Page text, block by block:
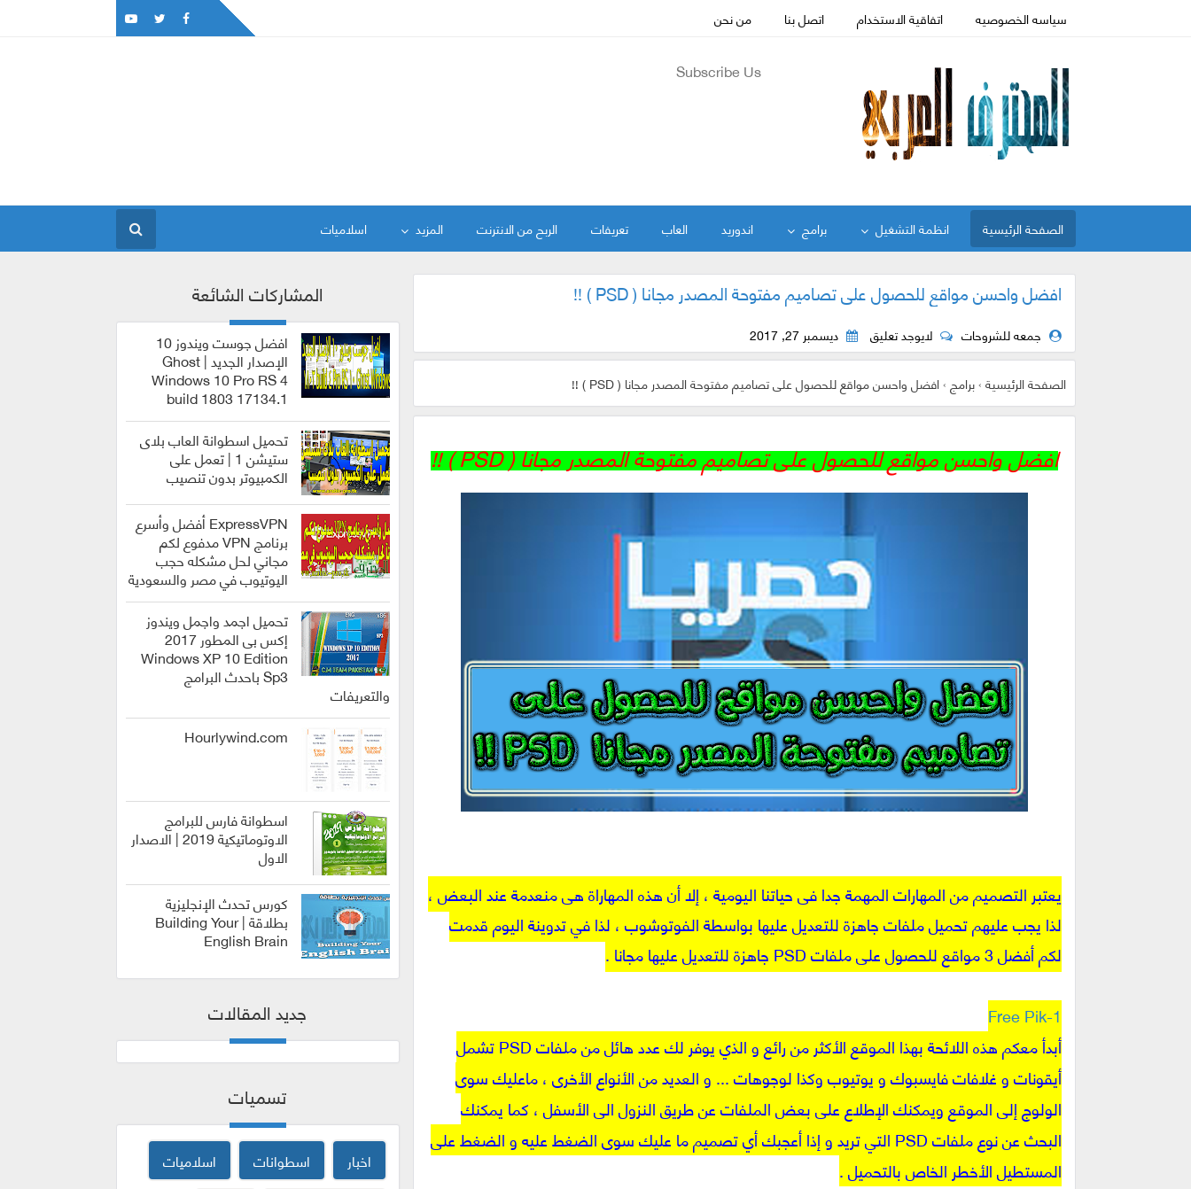
سياسه الخصوصيه اتفاقية الاستخدام اتصل بنا من نحن
Subscribe Us
الصفحة الرئيسية انظمة التشغيل برامج اندوريد العاب تعريفات الربح من الانترنت المزيد اسلاميات
افضل واحسن مواقع للحصول على تصاميم مفتوحة المصدر مجانا ( PSD ) !!
جمعه للشروحات لايوجد تعليق ديسمبر 27, 2017
الصفحة الرئيسية›برامج›افضل واحسن مواقع للحصول على تصاميم مفتوحة المصدر مجانا ( PSD ) !!
افضل واحسن مواقع للحصول على تصاميم مفتوحة المصدر مجانا ( PSD ) !!
يعتبر التصميم من المهارات المهمة جدا في حياتنا اليومية ، إلا أن هذه المهاراة هي منعدمة عند البعض ،
لذا يجب عليهم تحميل ملفات جاهزة للتعديل عليها بواسطة الفوتوشوب ، لذا في تدوينة اليوم قدمت
لكم أفضل 3 مواقع للحصول على ملفات PSD جاهزة للتعديل عليها مجانا .
1-Free Pik
أبدأ معكم هذه اللائحة بهذا الموقع الأكثر من رائع و الذي يوفر لك عدد هائل من ملفات PSD تشمل
أيقونات و غلافات فايسبوك و يوتيوب وكذا لوجوهات ... و العديد من الأنواع الأخرى ، ماعليك سوى
الولوج إلى الموقع ويمكنك الإطلاع على بعض الملفات عن طريق النزول الى الأسفل ، كما يمكنك
البحث عن نوع ملفات PSD التي تريد و إذا أعجبك أي تصميم ما عليك سوى الضغط عليه و الضغط على
المستطيل الأخطر الخاص بالتحميل .
المشاركات الشائعة
انظمة
التشغيل
افضل جوست ويندوز 10
الإصدار الجديد | Ghost
Windows 10 Pro RS 4
build 1803 17134.1
العاب
تحميل اسطوانة العاب بلاى
ستيشن 1 | تعمل على
الكمبيوتر بدون تنصيب
برامج
ExpressVPN أفضل وأسرع
برنامج VPN مدفوع لكم
مجاني لحل مشكله حجب
اليوتيوب في مصر والسعودية
انظمة
التشغيل
تحميل اجمد واجمل ويندوز
إكس بى المطور 2017
Windows XP 10 Edition
Sp3 باحدث البرامج
والتعريفات
Hourlywind.com
الربح من
الانترنت
اسطوانة فارس للبرامج
الاوتوماتيكية 2019 | الاصدار
الاول
كورسات
كورس تحدث الإنجليزية
بطلاقة | Building Your
English Brain
جديد المقالات
تسميات
اخبار اسطوانات
اسلاميات